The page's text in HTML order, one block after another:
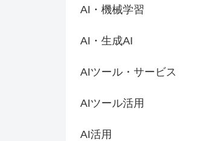
AI・機械学習
AI・生成AI
AIツール・サービス
AIツール活用
AI活用